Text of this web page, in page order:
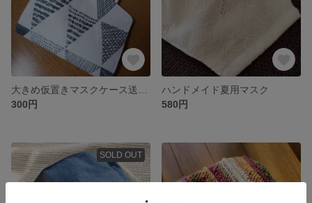
300円
ハンドメイド夏用マスク
580円
SOLD OUT